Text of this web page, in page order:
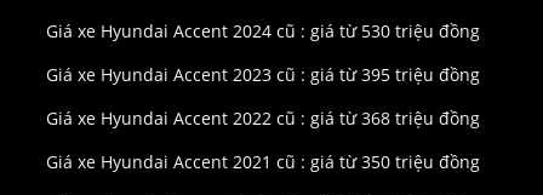
Giá xe Hyundai Accent 2024 cũ : giá từ 530 triệu đồng
Giá xe Hyundai Accent 2023 cũ : giá từ 395 triệu đồng
Giá xe Hyundai Accent 2022 cũ : giá từ 368 triệu đồng
Giá xe Hyundai Accent 2021 cũ : giá từ 350 triệu đồng